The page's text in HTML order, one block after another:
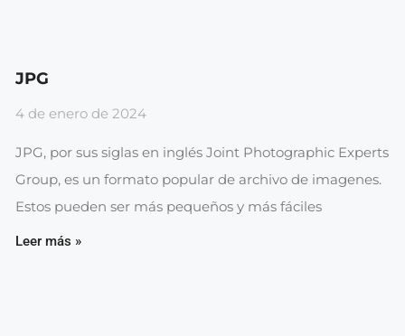
JPG
4 de enero de 2024
JPG, por sus siglas en inglés Joint Photographic Experts
Group, es un formato popular de archivo de imagenes.
Estos pueden ser más pequeños y más fáciles
Leer más »